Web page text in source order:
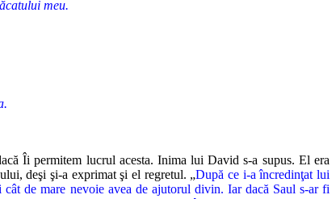
meu.
Îi permitem lucrul acesta. Inima lui David s-a supus. El era
deşi şi-a exprimat şi el regretul. „După ce i-a încredinţat lui
de mare nevoie avea de ajutorul divin. Iar dacă Saul s-ar fi